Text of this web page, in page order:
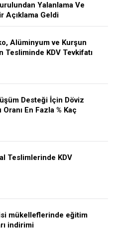
Yalanlama Ve
Açıklama Geldi
Alüminyum ve Kurşun
Tesliminde KDV Tevkifatı
Desteği İçin Döviz
En Fazla % Kaç
Teslimlerinde KDV
mükelleflerinde eğitim
indirimi